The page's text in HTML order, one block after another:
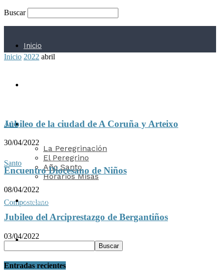
Buscar
Año
Santo
Compostelano
Inicio
Peregrinación
La Peregrinación
El Peregrino
Año Santo
Horarios Misas
Testimonios
Galería
Inicio 2022 abril
Jubileo de la ciudad de A Coruña y Arteixo
30/04/2022
Encuentro Diocesano de Niños
08/04/2022
Jubileo del Arciprestazgo de Bergantiños
03/04/2022
Entradas recientes